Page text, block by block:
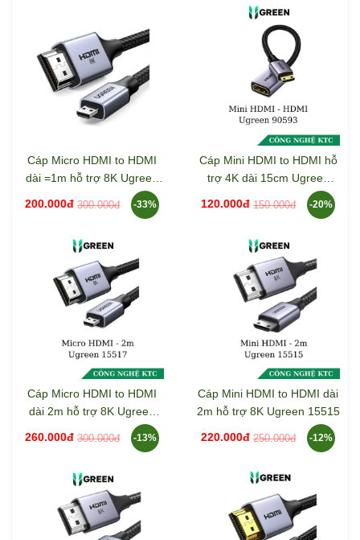
Cáp Micro HDMI to HDMI
dài =1m hỗ trợ 8K Ugreen
200.000đ 300.000đ -33%
Cáp Mini HDMI to HDMI hỗ
trợ 4K dài 15cm Ugreen
120.000đ 150.000đ -20%
Cáp Micro HDMI to HDMI
dài 2m hỗ trợ 8K Ugreen
260.000đ 300.000đ -13%
Cáp Mini HDMI to HDMI dài
2m hỗ trợ 8K Ugreen 15515
220.000đ 250.000đ -12%